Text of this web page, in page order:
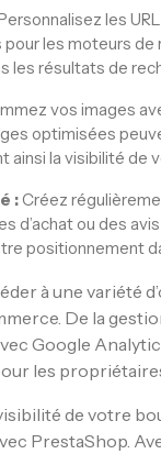
les
les moteurs de
les résultats de
vos images
optimisées
ainsi la visibilité de
:Créez
d’achat ou des
positionnement
à une variété
De la
Google
les
de votre
PrestaShop.